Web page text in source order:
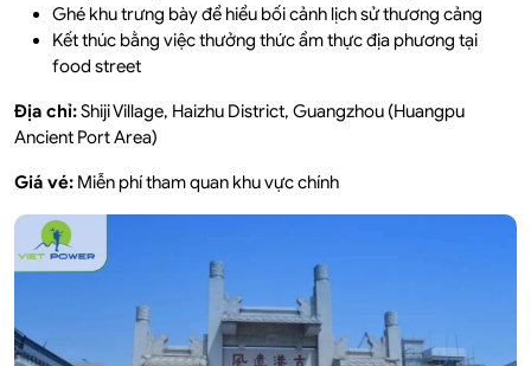
Ghé khu trưng bày để hiểu bối cảnh lịch sử thương cảng
Kết thúc bằng việc thưởng thức ẩm thực địa phương tại
food street
Địa chỉ:Shiji Village, Haizhu District, Guangzhou (Huangpu
Ancient Port Area)
Giá vé: Miễn phí tham quan khu vực chính